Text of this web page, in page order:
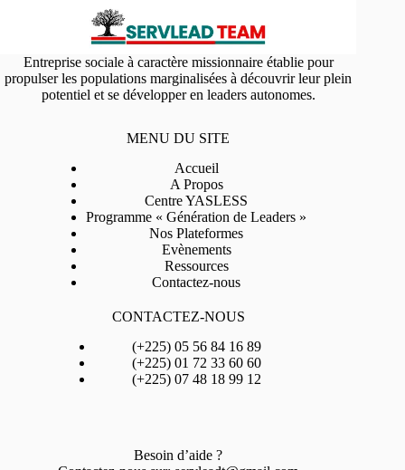
Entreprise sociale à caractère missionnaire établie pour
propulser les populations marginalisées à découvrir leur plein
potentiel et se développer en leaders autonomes.
MENU DU SITE
Accueil
A Propos
Centre YASLESS
Programme « Génération de Leaders »
Nos Plateformes
Evènements
Ressources
Contactez-nous
CONTACTEZ-NOUS
(+225) 05 56 84 16 89
(+225) 01 72 33 60 60
(+225) 07 48 18 99 12
Besoin d’aide ?